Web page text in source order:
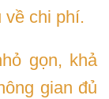
về chi phí.
gọn, khả
gian đủ